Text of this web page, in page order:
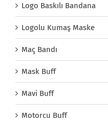
Logo Baskılı Bandana
Logolu Kumaş Maske
Maç Bandı
Mask Buff
Mavi Buff
Motorcu Buff